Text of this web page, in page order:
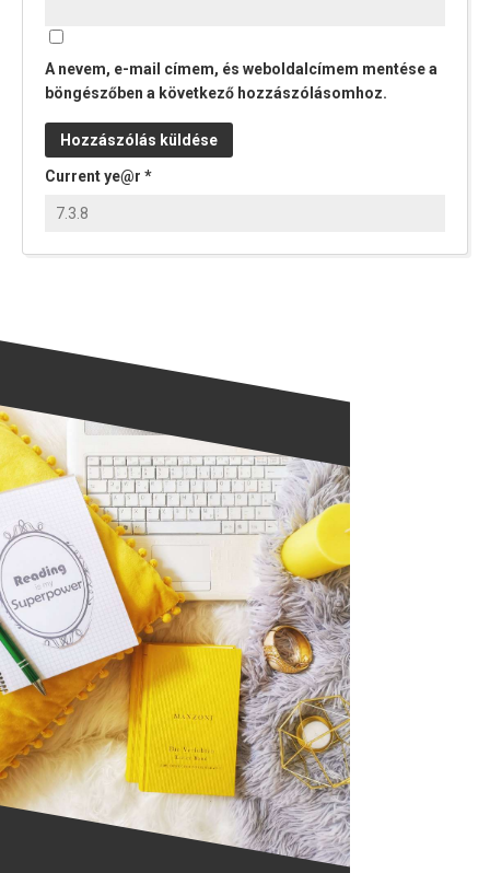
A nevem, e-mail címem, és weboldalcímem mentése a
böngészőben a következő hozzászólásomhoz.
Current ye@r *